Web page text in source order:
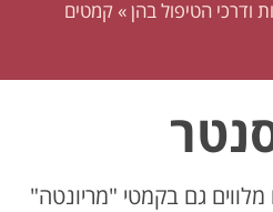
ודרכי הטיפול בהן»קמטים
גם בקמטי "מריונטה"